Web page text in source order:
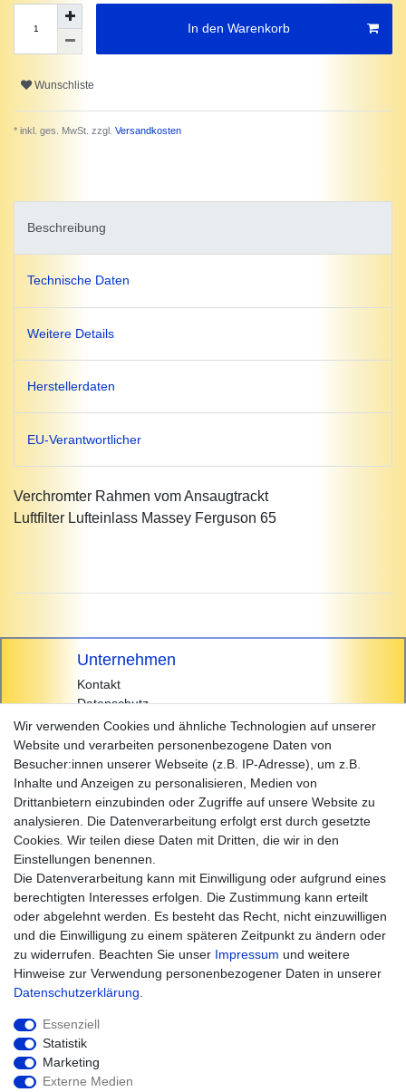
In den Warenkorb
Wunschliste
* inkl. ges. MwSt. zzgl. Versandkosten
Beschreibung
Technische Daten
Weitere Details
Herstellerdaten
EU-Verantwortlicher
Verchromter Rahmen vom Ansaugtrackt
Luftfilter Lufteinlass Massey Ferguson 65
Unternehmen
Kontakt
Datenschutz
AGB
Impressum
Einkaufen
Zahlungsarten
Versandarten & -kosten
Widerrufsrecht
Warenkorb
Zur Kasse
Hilfe
Wir verwenden Cookies und ähnliche Technologien auf unserer
Website und verarbeiten personenbezogene Daten von
Besucher:innen unserer Webseite (z.B. IP-Adresse), um z.B.
Inhalte und Anzeigen zu personalisieren, Medien von
Drittanbietern einzubinden oder Zugriffe auf unsere Website zu
analysieren. Die Datenverarbeitung erfolgt erst durch gesetzte
Cookies. Wir teilen diese Daten mit Dritten, die wir in den
Einstellungen benennen.
Die Datenverarbeitung kann mit Einwilligung oder aufgrund eines
berechtigten Interesses erfolgen. Die Zustimmung kann erteilt
oder abgelehnt werden. Es besteht das Recht, nicht einzuwilligen
und die Einwilligung zu einem späteren Zeitpunkt zu ändern oder
zu widerrufen. Beachten Sie unser Impressum und weitere
Hinweise zur Verwendung personenbezogener Daten in unserer
Daten­schutz­erklärung
Essenziell
Statistik
Marketing
Externe Medien